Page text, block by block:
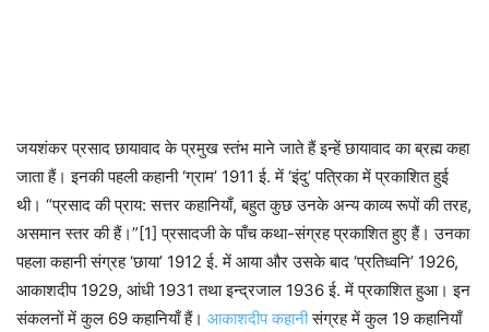
जयशंकर प्रसाद छायावाद के प्रमुख स्तंभ माने जाते हैं इन्हें छायावाद का ब्रह्म कहा
जाता हैं। इनकी पहली कहानी ‘ग्राम’ 1911 ई. में ‘इंदु’ पत्रिका में प्रकाशित हुई
थी। “प्रसाद की प्राय: सत्तर कहानियाँ, बहुत कुछ उनके अन्य काव्य रूपों की तरह,
असमान स्तर की हैं।”[1] प्रसादजी के पाँच कथा-संग्रह प्रकाशित हुए हैं। उनका
पहला कहानी संग्रह ‘छाया’ 1912 ई. में आया और उसके बाद ‘प्रतिध्वनि’ 1926,
आकाशदीप 1929, आंधी 1931 तथा इन्द्रजाल 1936 ई. में प्रकाशित हुआ। इन
संकलनों में कुल 69 कहानियाँ हैं। आकाशदीप कहानीसंग्रह में कुल 19 कहानियाँ